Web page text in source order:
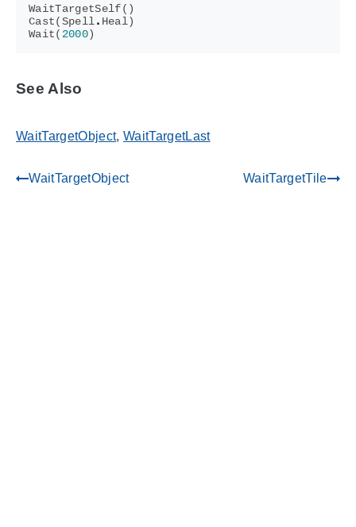
WaitTargetSelf()
Cast(Spell. Heal)
Wait( 2000)
See Also
WaitTargetObject, WaitTargetLast
gdoc_arrow_left_altWaitTargetObject WaitTargetTilegdoc_arrow_right_alt